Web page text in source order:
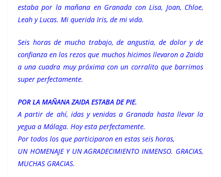
estaba por la mañana en Granada con Lisa, Joan, Chloe,
Leah y Lucas. Mi querida Iris, de mi vida.
Seis horas de mucho trabajo, de angustia, de dolor y de
confianza en los rezos que muchos hicimos llevaron a Zaida
a una cuadra muy próxima con un corralito que barrimos
super perfectamente.
POR LA MAÑANA ZAIDA ESTABA DE PIE.
A partir de ahí, idas y venidas a Granada hasta llevar la
yegua a Málaga. Hoy esta perfectamente.
Por todos los que participaron en estas seis horas,
UN HOMENAJE Y UN AGRADECIMIENTO INMENSO. GRACIAS,
MUCHAS GRACIAS.